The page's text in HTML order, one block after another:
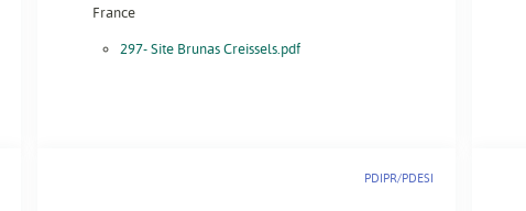
France
297- Site Brunas Creissels.pdf
PDIPR/PDESI